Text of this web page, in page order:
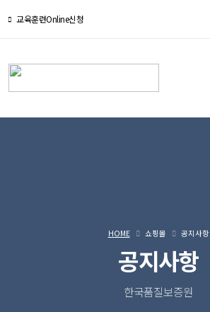
교육훈련Online신청
공지사항
한국품질보증원
HOME 쇼핑몰 공지사항